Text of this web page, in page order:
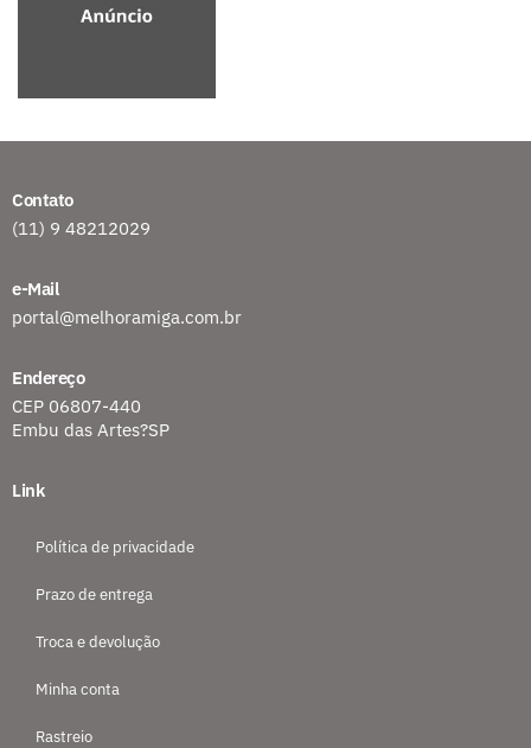
Contato
(11) 9 48212029
e-Mail
portal@melhoramiga.com.br
Endereço
CEP 06807-440
Embu das Artes?SP
Link
Política de privacidade
Prazo de entrega
Troca e devolução
Minha conta
Rastreio